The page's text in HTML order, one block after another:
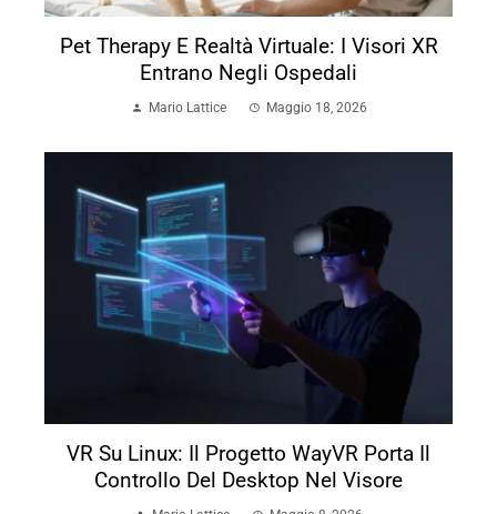
Pet Therapy E Realtà Virtuale: I Visori XR
Entrano Negli Ospedali
Mario Lattice Maggio 18, 2026
VR Su Linux: Il Progetto WayVR Porta Il
Controllo Del Desktop Nel Visore